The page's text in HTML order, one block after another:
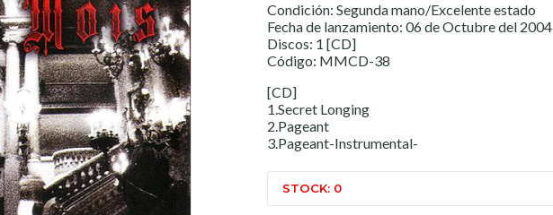
Condición: Segunda mano/Excelente estado
Fecha de lanzamiento: 06 de Octubre del 2004
Discos: 1 [CD]
Código: MMCD-38
[CD]
1.Secret Longing
2.Pageant
3.Pageant-Instrumental-
STOCK: 0